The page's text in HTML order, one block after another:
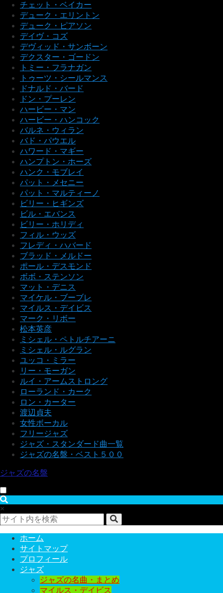
チェット・ベイカー
デューク・エリントン
デューク・ピアソン
デイヴ・コズ
デヴィッド・サンボーン
デクスター・ゴードン
トミー・フラナガン
トゥーツ・シールマンス
ドナルド・バード
ドン・プーレン
ハービー・マン
ハービー・ハンコック
バルネ・ウィラン
バド・パウエル
ハワード・マギー
ハンプトン・ホーズ
ハンク・モブレイ
パット・メセニー
パット・マルティーノ
ビリー・ヒギンズ
ビル・エバンス
ビリー・ホリディ
フィル・ウッズ
フレディ・ハバード
ブラッド・メルドー
ポール・デスモンド
ボボ・ステンソン
マット・デニス
マイケル・ブーブレ
マイルス・デイビス
マーク・リボー
松本英彦
ミシェル・ペトルチアーニ
ミシェル・ルグラン
ユッコ・ミラー
リー・モーガン
ルイ・アームストロング
ローランド・カーク
ロン・カーター
渡辺貞夫
女性ボーカル
フリージャズ
ジャズ・スタンダード曲一覧
ジャズの名盤・ベスト５００
ジャズの名盤
×
ホーム
サイトマップ
プロフィール
ジャズ
ジャズの名曲・まとめ
マイルス・デイビス